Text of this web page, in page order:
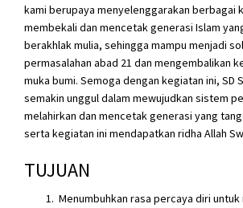
kami berupaya menyelenggarakan berbagai
membekali dan mencetak generasi Islam
berakhlak mulia, sehingga mampu menjadi
permasalahan abad 21 dan mengembalikan
muka bumi. Semoga dengan kegiatan ini, SD
semakin unggul dalam mewujudkan sistem
melahirkan dan mencetak generasi yang
serta kegiatan ini mendapatkan ridha Allah
TUJUAN
Menumbuhkan rasa percaya diri